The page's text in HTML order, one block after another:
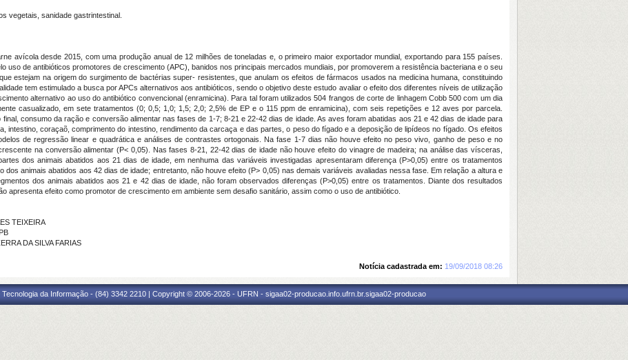
vegetais, sanidade gastrintestinal.
avícola desde 2015, com uma produção anual de 12 milhões de toneladas e, o primeiro maior exportador mundial, exportando para 155 países.
uso de antibióticos promotores de crescimento (APC), banidos nos principais mercados mundiais, por promoverem a resistência bacteriana e o seu
estejam na origem do surgimento de bactérias super- resistentes, que anulam os efeitos de fármacos usados na medicina humana, constituindo
tem estimulado a busca por APCs alternativos aos antibióticos, sendo o objetivo deste estudo avaliar o efeito dos diferentes níveis de utilização
alternativo ao uso do antibiótico convencional (enramicina). Para tal foram utilizados 504 frangos de corte de linhagem Cobb 500 com um dia
casualizado, em sete tratamentos (0; 0,5; 1,0; 1,5; 2,0; 2,5% de EP e o 115 ppm de enramicina), com seis repetições e 12 aves por parcela.
consumo da ração e conversão alimentar nas fases de 1-7; 8-21 e 22-42 dias de idade. As aves foram abatidas aos 21 e 42 dias de idade para
intestino, coraçaõ, comprimento do intestino, rendimento da carcaça e das partes, o peso do fígado e a deposição de lipídeos no fígado. Os efeitos
de regressão linear e quadrática e análises de contrastes ortogonais. Na fase 1-7 dias não houve efeito no peso vivo, ganho de peso e no
na conversão alimentar (P< 0,05). Nas fases 8-21, 22-42 dias de idade não houve efeito do vinagre de madeira; na análise das vísceras,
dos animais abatidos aos 21 dias de idade, em nenhuma das variáveis investigadas apresentaram diferença (P>0,05) entre os tratamentos
dos animais abatidos aos 42 dias de idade; entretanto, não houve efeito (P> 0,05) nas demais variáveis avaliadas nessa fase. Em relação a altura e
dos animais abatidos aos 21 e 42 dias de idade, não foram observados diferenças (P>0,05) entre os tratamentos. Diante dos resultados
apresenta efeito como promotor de crescimento em ambiente sem desafio sanitário, assim como o uso de antibiótico.
TEIXEIRA
DA SILVA FARIAS
Notícia cadastrada em: 19/09/2018 08:26
Tecnologia da Informação - (84) 3342 2210 | Copyright © 2006-2026 - UFRN - sigaa02-producao.info.ufrn.br.sigaa02-producao